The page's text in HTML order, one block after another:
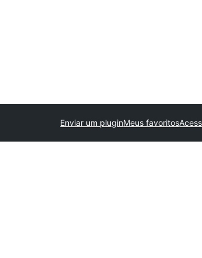
Enviar um pluginMeus favoritos